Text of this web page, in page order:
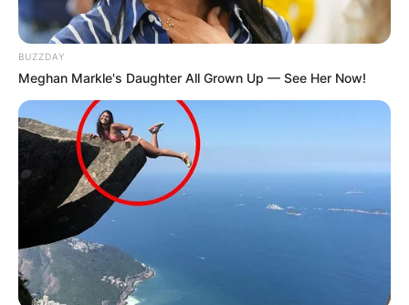
BUZZDAY
Meghan Markle's Daughter All Grown Up — See Her Now!